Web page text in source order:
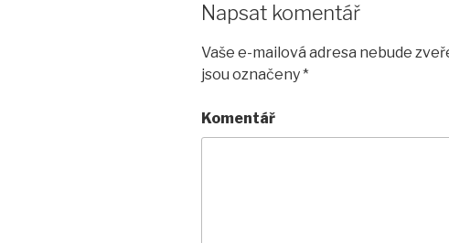
Napsat komentář
Vaše e-mailová adresa nebude
jsou označeny*
Komentář